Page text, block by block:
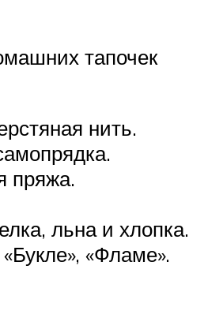
тапочек
нить.
пряжа.
льна и хлопка.
«Фламе».